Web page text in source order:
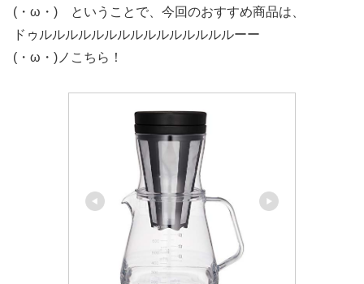
(・ω・) ということで、今回のおすすめ商品は、
ドゥルルルルルルルルルルルルルルルーー
(・ω・)ノこちら！